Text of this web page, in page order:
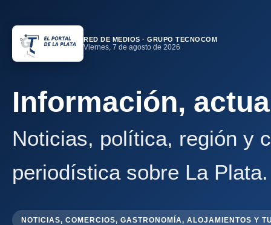
RED DE MEDIOS · GRUPO TECNOCOM
Viernes, 7 de agosto de 2026
Información,
Noticias, política, región y
periodística sobre La Plata.
NOTICIAS, COMERCIOS, GASTRONOMÍA, ALOJAMIENTOS Y